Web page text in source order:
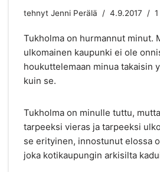
tehnyt Jenni Perälä 4.9.2017
Tukholma on hurmannut minut.
ulkomainen kaupunki ei ole
houkuttelemaan minua takaisin
kuin se.
Tukholma on minulle tuttu,
tarpeeksi vieras ja tarpeeksi
se erityinen, innostunut elossa
joka kotikaupungin arkisilta